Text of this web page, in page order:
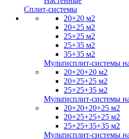
Сплит-системы
20+20 м2
20+25 м2
25+25 м2
25+35 м2
35+35 м2
Мультисплит-системы
20+20+20 м2
20+25+25 м2
25+25+35 м2
Мультисплит-системы
20+20+20+25 м2
20+25+25+25 м2
25+25+35+35 м2
Мультисплит-системы